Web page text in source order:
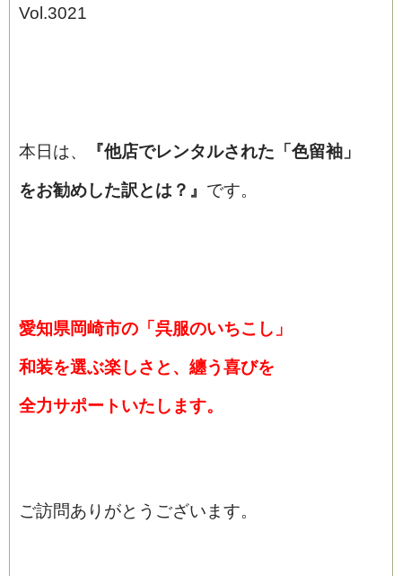
Vol.3021
本日は、 『他店でレンタルされた「色留袖」
をお勧めした訳とは？』 です。
愛知県岡崎市の「呉服のいちこし」
和装を選ぶ楽しさと、纏う喜びを
全力サポートいたします。
ご訪問ありがとうございます。